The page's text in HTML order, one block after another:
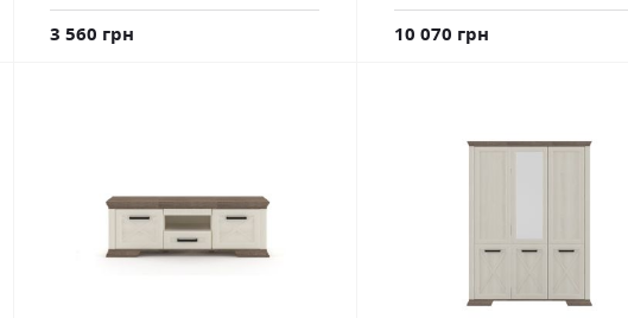
3 560 грн 10 070 грн